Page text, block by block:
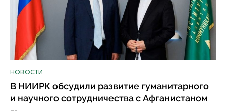
НОВОСТИ
В НИИРК обсудили развитие гуманитарного
и научного сотрудничества с Афганистаном